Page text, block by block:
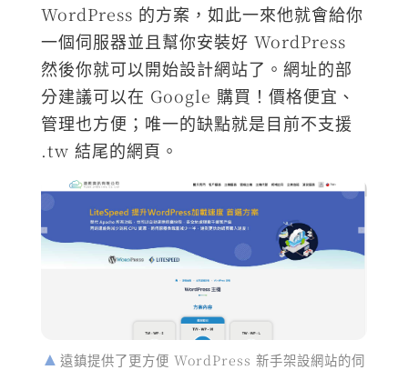
WordPress 的方案，如此一來他就會給你
一個伺服器並且幫你安裝好 WordPress
然後你就可以開始設計網站了。網址的部
分建議可以在 Google 購買！價格便宜、
管理也方便；唯一的缺點就是目前不支援
.tw 結尾的網頁。
遠鎮提供了更方便 WordPress 新手架設網站的伺